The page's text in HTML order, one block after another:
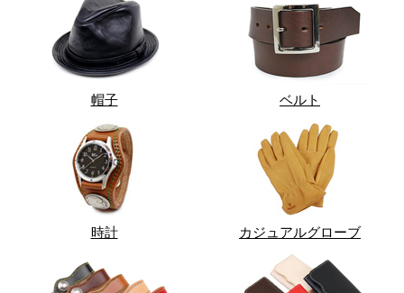
帽子 ベルト
時計 カジュアルグローブ